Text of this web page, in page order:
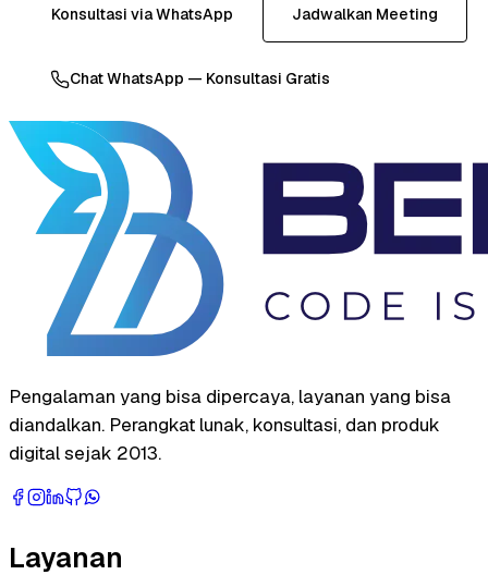
Konsultasi via WhatsApp Jadwalkan Meeting
Chat WhatsApp — Konsultasi Gratis
Pengalaman yang bisa dipercaya, layanan yang bisa
diandalkan. Perangkat lunak, konsultasi, dan produk
digital sejak 2013.
Layanan